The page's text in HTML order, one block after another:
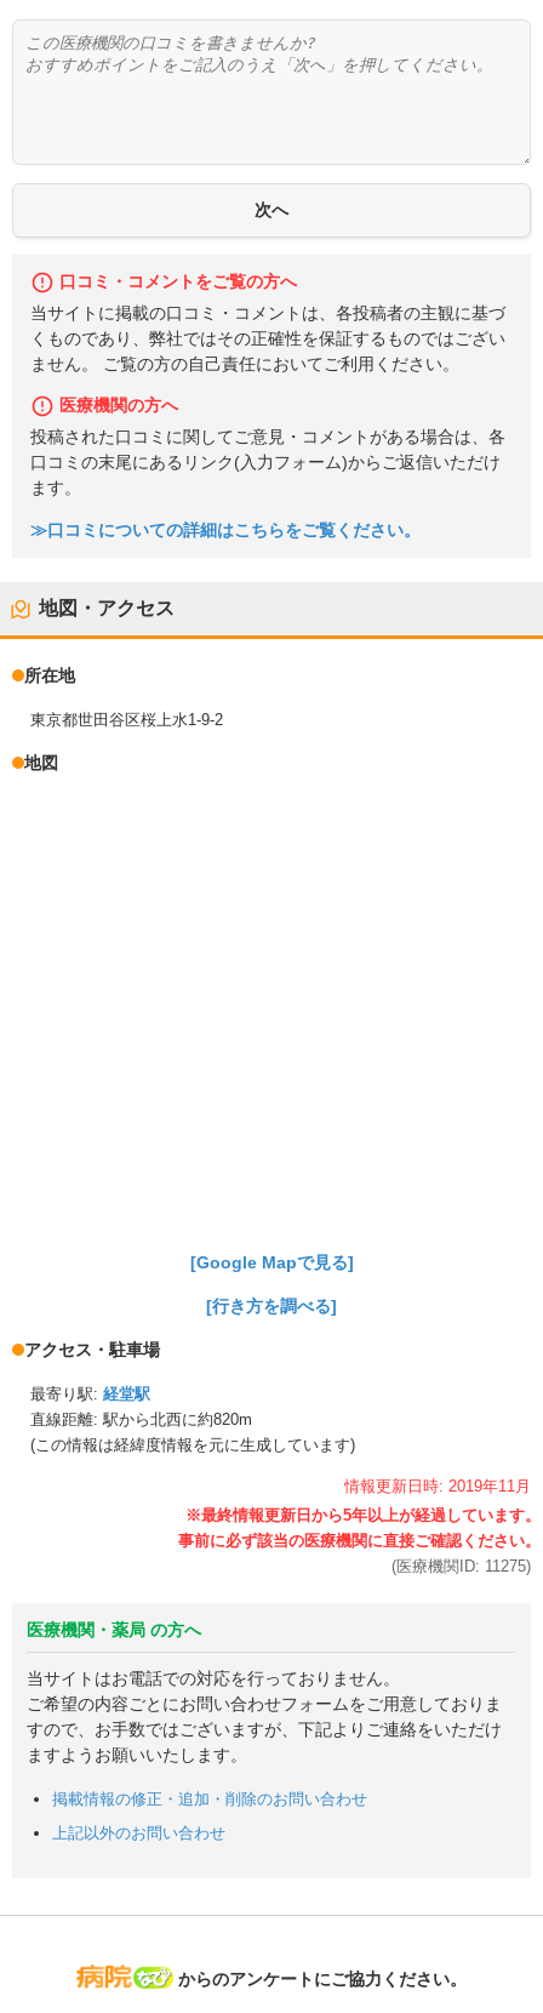
口コミ・コメントをご覧の方へ
当サイトに掲載の口コミ・コメントは、各投稿者の主観に基づ
くものであり、弊社ではその正確性を保証するものではござい
ません。 ご覧の方の自己責任においてご利用ください。
医療機関の方へ
投稿された口コミに関してご意見・コメントがある場合は、各
口コミの末尾にあるリンク(入力フォーム)からご返信いただけ
ます。
≫口コミについての詳細はこちらをご覧ください。
地図・アクセス
所在地
東京都世田谷区桜上水1-9-2
地図
[Google Mapで見る]
[行き方を調べる]
アクセス・駐車場
最寄り駅: 経堂駅
直線距離: 駅から北西に約820m
(この情報は経緯度情報を元に生成しています)
情報更新日時: 2019年11月
(医療機関ID: 11275)
医療機関・薬局 の方へ
当サイトはお電話での対応を行っておりません。
ご希望の内容ごとにお問い合わせフォームをご用意しておりま
すので、お手数ではございますが、下記よりご連絡をいただけ
ますようお願いいたします。
掲載情報の修正・追加・削除のお問い合わせ
上記以外のお問い合わせ
病院なび
からのアンケートにご協力ください。